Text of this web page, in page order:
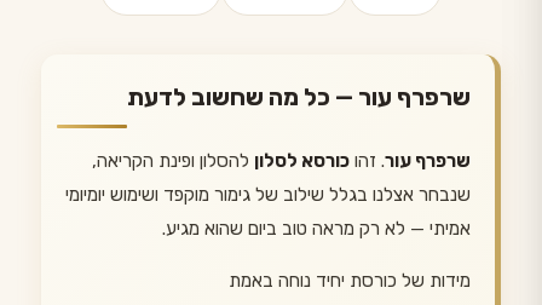
שרפרף עור — כל מה שחשוב לדעת
שרפרף עור. זהו כורסא לסלון להסלון ופינת הקריאה,
שנבחר אצלנו בגלל שילוב של גימור מוקפד ושימוש יומיומי
אמיתי — לא רק מראה טוב ביום שהוא מגיע.
מידות של כורסת יחיד נוחה באמת